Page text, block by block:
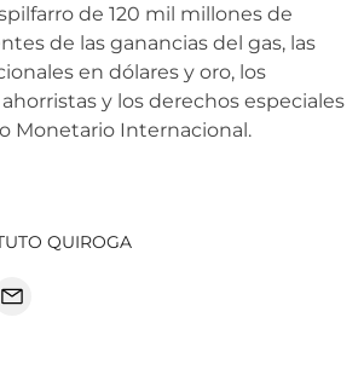
de 120 mil millones de
de las ganancias del gas, las
en dólares y oro, los
y los derechos especiales
Monetario Internacional.
QUIROGA